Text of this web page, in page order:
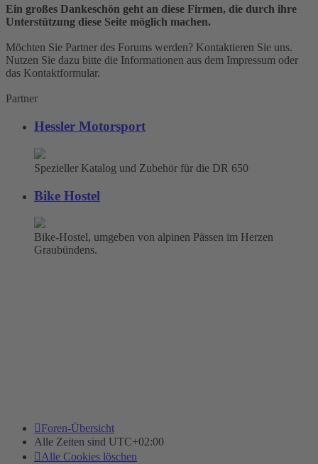
Ein großes Dankeschön geht an diese Firmen, die durch ihre
Unterstützung diese Seite möglich machen.
Möchten Sie Partner des Forums werden? Kontaktieren Sie uns.
Nutzen Sie dazu bitte die Informationen aus dem Impressum oder
das Kontaktformular.
Partner
Hessler Motorsport
Spezieller Katalog und Zubehör für die DR 650
Bike Hostel
Bike-Hostel, umgeben von alpinen Pässen im Herzen
Graubündens.
Foren-Übersicht
Alle Zeiten sind UTC+02:00
Alle Cookies löschen